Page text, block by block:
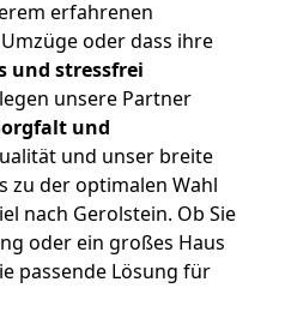
erfahrenen
oder dass ihre
und stressfrei
unsere Partner
und
und unser breite
zu der optimalen Wahl
nach Gerolstein. Ob Sie
oder ein großes Haus
passende Lösung für